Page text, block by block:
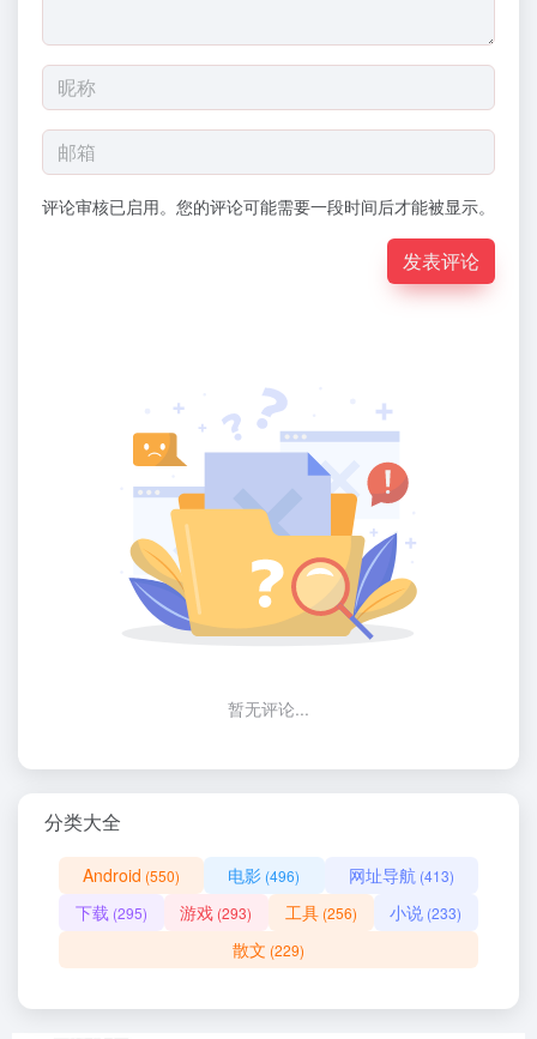
评论审核已启用。您的评论可能需要一段时间后才能被显示。
发表评论
暂无评论...
分类大全
Android (550) 电影 (496) 网址导航 (413)
下载 (295) 游戏 (293) 工具(256) 小说 (233)
散文 (229)